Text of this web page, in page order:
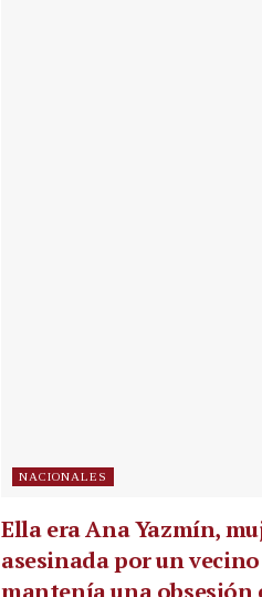
NACIONALES
Ella era Ana Yazmín,
asesinada por un
mantenía una obsesión